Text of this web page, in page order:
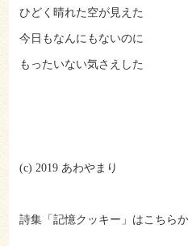
ひどく晴れた空が見えた
今日もなんにもないのに
もったいない気さえした
(c) 2019 あわやまり
詩集「記憶クッキー」はこちら